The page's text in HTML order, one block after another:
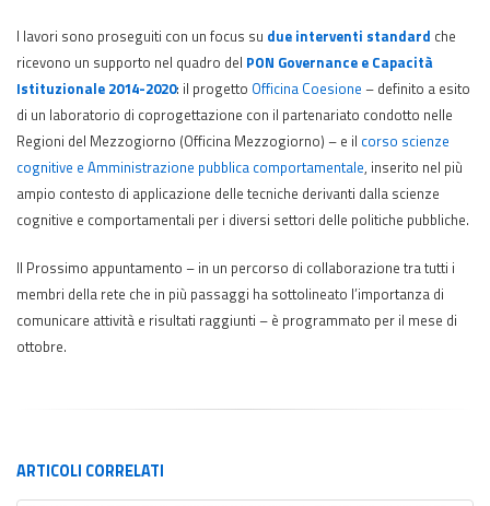
I lavori sono proseguiti con un focus su due interventi standard che
ricevono un supporto nel quadro del PON Governance e Capacità
Istituzionale 2014-2020: il progetto Officina Coesione – definito a esito
di un laboratorio di coprogettazione con il partenariato condotto nelle
Regioni del Mezzogiorno (Officina Mezzogiorno) – e il corso scienze
cognitive e Amministrazione pubblica comportamentale, inserito nel più
ampio contesto di applicazione delle tecniche derivanti dalla scienze
cognitive e comportamentali per i diversi settori delle politiche pubbliche.
Il Prossimo appuntamento – in un percorso di collaborazione tra tutti i
membri della rete che in più passaggi ha sottolineato l’importanza di
comunicare attività e risultati raggiunti – è programmato per il mese di
ottobre.
ARTICOLI CORRELATI